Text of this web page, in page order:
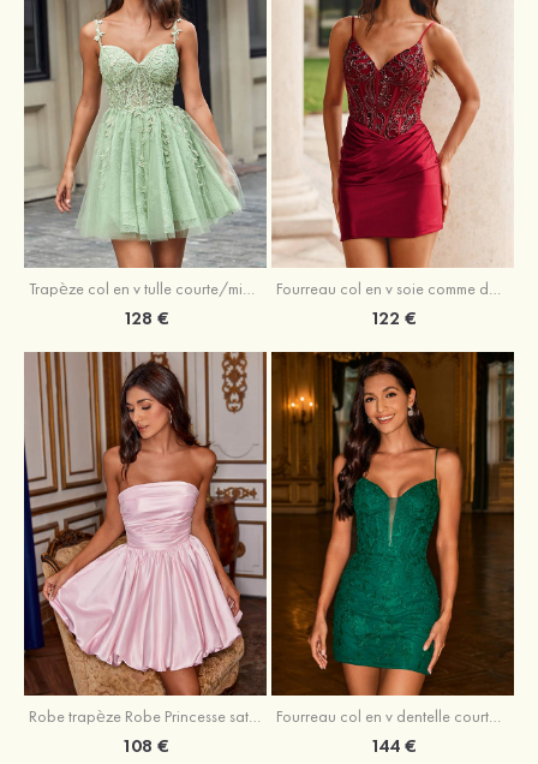
Trapèze col en v tulle courte/mini robe de fête de la rentrée avec perles
128 €
Fourreau col en v soie comme du satin courte/mini robe de fête de la rentrée avec paillettes
122 €
Robe trapèze Robe Princesse satin sans manches courte/mini robe de fête de la rentrée
108 €
Fourreau col en v dentelle courte/mini robe de fête de la rentré avec perles
144 €